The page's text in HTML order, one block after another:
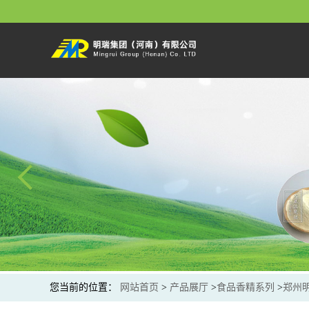
您当前的位置： 网站首页 > 产品展厅 >食品香精系列 >郑州